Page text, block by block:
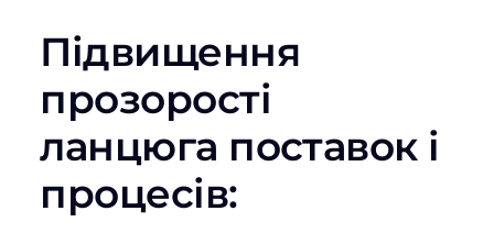
Підвищення
прозорості
ланцюга поставок і
процесів: